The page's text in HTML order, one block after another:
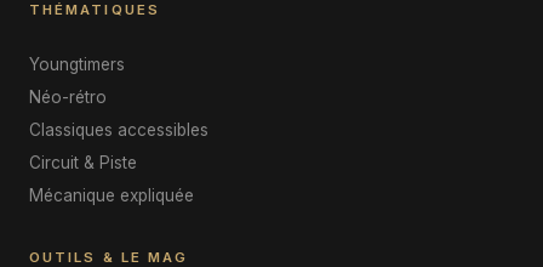
THÉMATIQUES
Youngtimers
Néo-rétro
Classiques accessibles
Circuit & Piste
Mécanique expliquée
OUTILS & LE MAG